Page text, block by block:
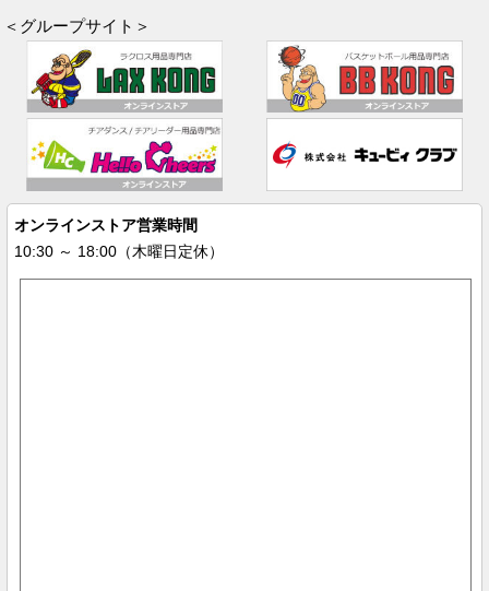
＜グループサイト＞
オンラインストア営業時間
10:30 ～ 18:00（木曜日定休）